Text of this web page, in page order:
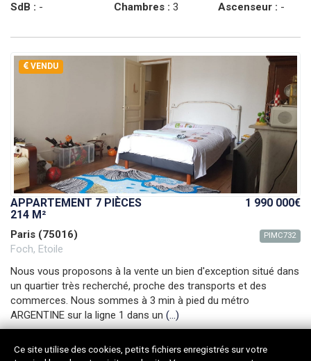
Ce site utilise des cookies, petits fichiers enregistrés sur votre
SdB : -
Chambres : 3
Ascenseur : -
VENDU
APPARTEMENT 7 PIÈCES
214 M²
1 990 000€
Paris (75016)
Foch, Etoile
PIMC732
Nous vous proposons à la vente un bien d'exception situé dans
un quartier très recherché, proche des transports et des
commerces. Nous sommes à 3 min à pied du métro
ARGENTINE sur la ligne 1 dans un (...)